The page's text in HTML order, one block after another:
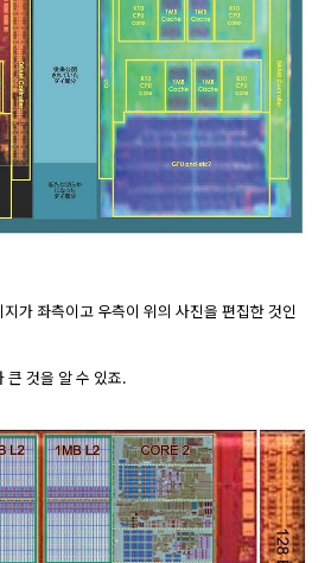
가 좌측이고 우측이 위의 사진을 편집한 것인
큰 것을 알 수 있죠.